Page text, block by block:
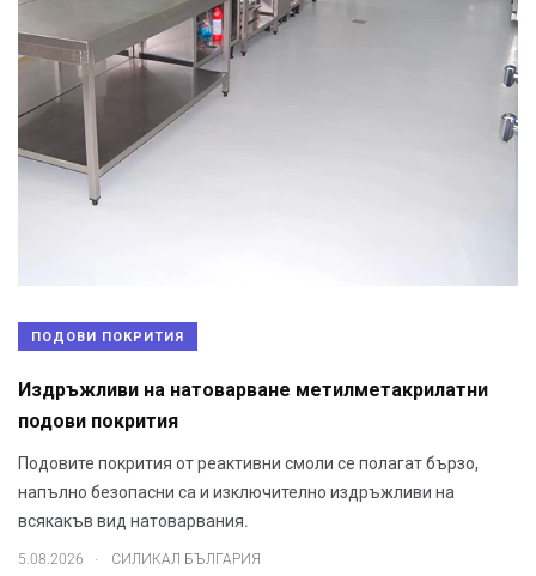
ПОДОВИ ПОКРИТИЯ
Издръжливи на натоварване метилметакрилатни
подови покрития
Подовите покрития от реактивни смоли се полагат бързо,
напълно безопасни са и изключително издръжливи на
всякакъв вид натоварвания.
5.08.2026 . СИЛИКАЛ БЪЛГАРИЯ